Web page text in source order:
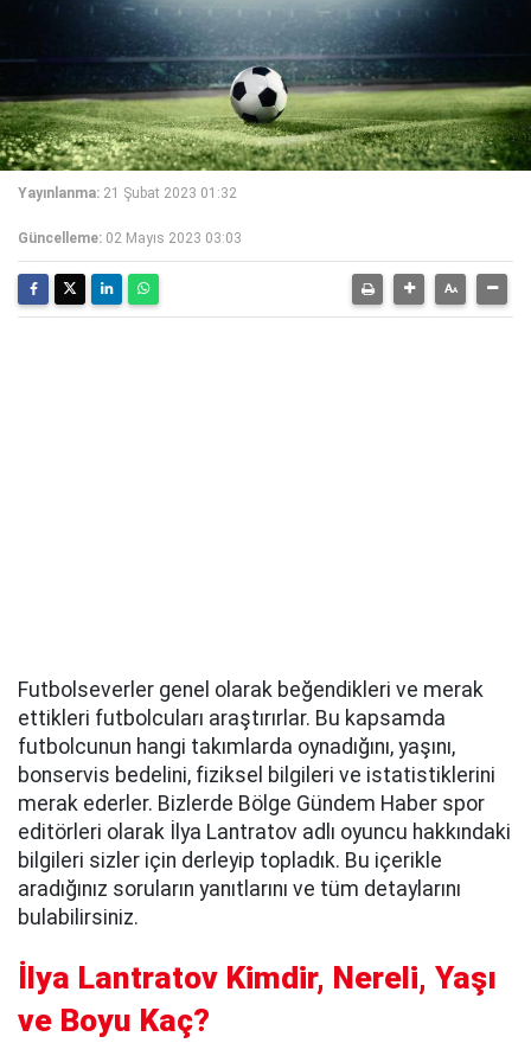
Yayınlanma: 21 Şubat 2023 01:32
Güncelleme: 02 Mayıs 2023 03:03
Futbolseverler genel olarak beğendikleri ve merak
ettikleri futbolcuları araştırırlar. Bu kapsamda
futbolcunun hangi takımlarda oynadığını, yaşını,
bonservis bedelini, fiziksel bilgileri ve istatistiklerini
merak ederler. Bizlerde Bölge Gündem Haber spor
editörleri olarak İlya Lantratov adlı oyuncu hakkındaki
bilgileri sizler için derleyip topladık. Bu içerikle
aradığınız soruların yanıtlarını ve tüm detaylarını
bulabilirsiniz.
İlya Lantratov Kimdir, Nereli, Yaşı
ve Boyu Kaç?